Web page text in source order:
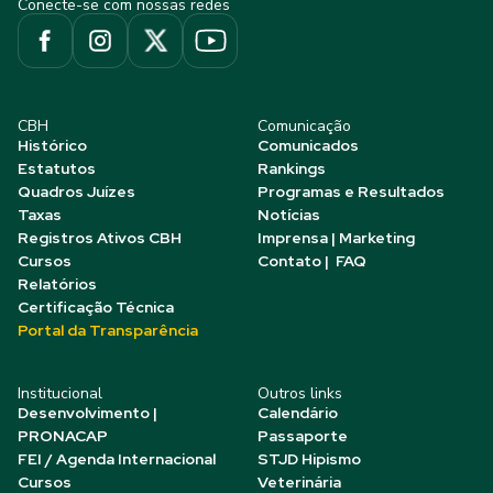
Conecte-se com nossas redes
CBH
Histórico
Estatutos
Quadros Juízes
Taxas
Registros Ativos CBH
Cursos
Relatórios
Certificação Técnica
Portal da Transparência
Comunicação
Comunicados
Rankings
Programas e Resultados
Notícias
Imprensa | Marketing
Contato | FAQ
Institucional
Desenvolvimento |
PRONACAP
FEI / Agenda Internacional
Cursos
Outros links
Calendário
Passaporte
STJD Hipismo
Veterinária